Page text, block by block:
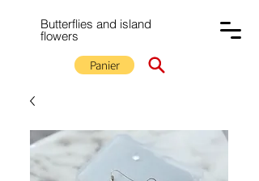
Butterflies and island
flowers
Panier